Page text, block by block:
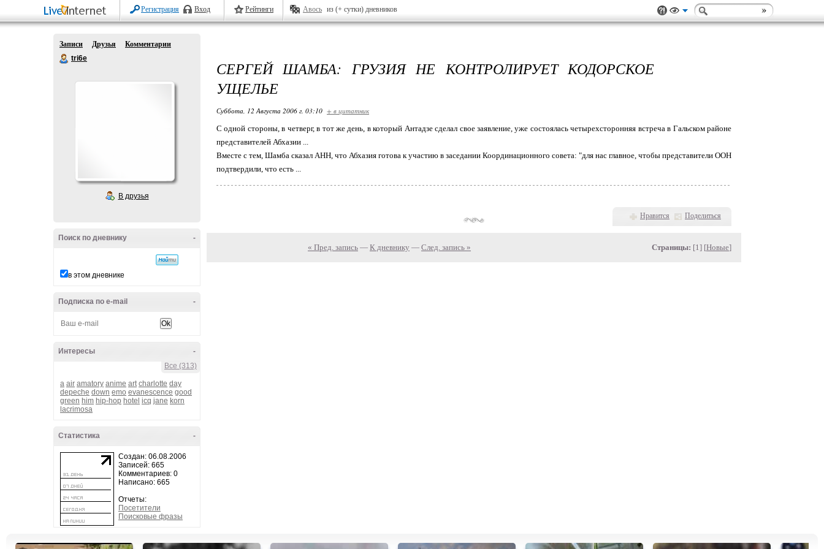
Регистрация Вход Рейтинги Авось из (+ сутки) дневников
Записи Друзья
Комментарии
tri6e
В друзья
-
Поиск по дневнику
в этом дневнике
-
Подписка по e-mail
-
Интересы
Все (313)
a air amatory anime art charlotte day
depeche down emo evanescence good
green him hip-hop hotel icq jane korn
lacrimosa
-
Статистика
Создан: 06.08.2006
Записей: 665
Комментариев: 0
Написано: 665
Отчеты:
Посетители
Поисковые фразы
СЕРГЕЙ ШАМБА: ГРУЗИЯ НЕ КОНТРОЛИРУЕТ КОДОРСКОЕ
УЩЕЛЬЕ
Суббота, 12 Августа 2006 г. 03:10 + в цитатник
С одной стороны, в четверг, в тот же день, в который Антадзе сделал свое заявление, уже состоялась четырехсторонняя встреча в Гальском районе
представителей Абхазии ...
Вместе с тем, Шамба сказал АНН, что Абхазия готова к участию в заседании Координационного совета: "для нас главное, чтобы представители ООН
подтвердили, что есть ...
Нравится Поделиться
« Пред. запись — К дневнику — След. запись » Страницы: [1] [Новые]